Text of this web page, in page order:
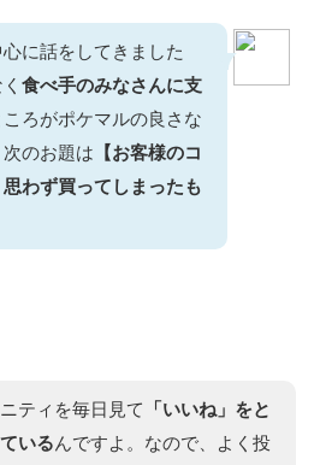
に話をしてきました
食べ手のみなさんに支
ろがポケマルの良さな
のお題は 【お客様のコ
わず買ってしまったも
ティを毎日見て
「いいね」をと
いるんですよ。なので、よく投